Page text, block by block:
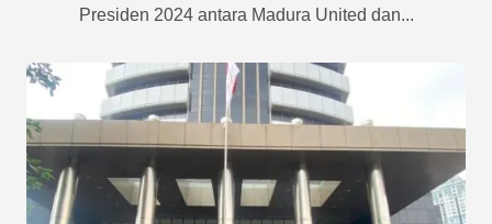
Presiden 2024 antara Madura United dan...